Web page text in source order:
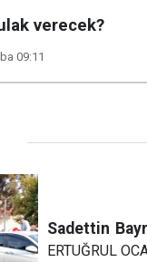
verecek?
09:11
Sadettin
ERTUĞRUL